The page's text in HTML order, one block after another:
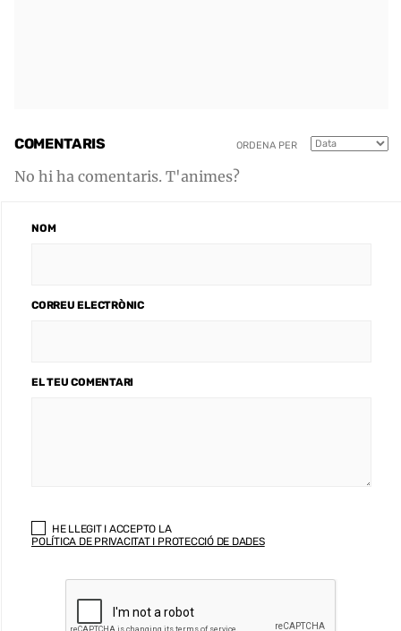
COMENTARIS ORDENA PER
No hi ha comentaris. T'animes?
NOM
CORREU ELECTRÒNIC
EL TEU COMENTARI
HE LLEGIT I ACCEPTO LA
POLÍTICA DE PRIVACITAT I PROTECCIÓ DE DADES